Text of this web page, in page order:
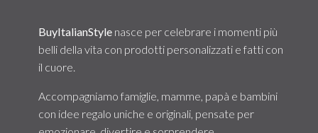
BuyItalianStyle nasce per celebrare i momenti più
belli della vita con prodotti personalizzati e fatti con
il cuore.
Accompagniamo famiglie, mamme, papà e bambini
con idee regalo uniche e originali, pensate per